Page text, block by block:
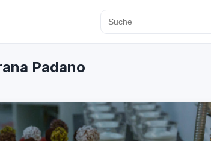
Padano